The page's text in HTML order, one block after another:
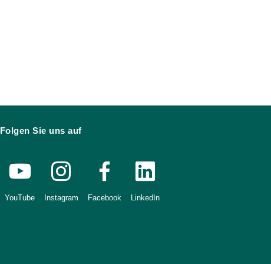
Folgen Sie uns auf
YouTube Instagram Facebook LinkedIn